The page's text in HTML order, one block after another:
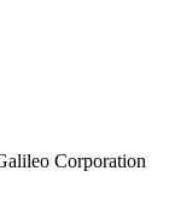
Corporation